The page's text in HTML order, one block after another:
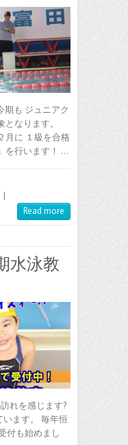
も ジュニアク
となります。
月に １級を合格
を行います！ …
|
Read more
水泳教
れを感じます?
ます。 毎年恒
付も始めまし